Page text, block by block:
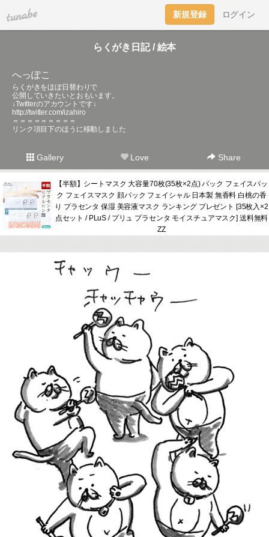
tuna.be 新規登録 ログイン
らくがき日記 / 絵本
へっぽこ
らくがきをほぼ日替わりで
公開していきたいとおもいます。
↓Twitterのアカウントです↓
http://twitter.com/izahiro
＝＝＝＝＝＝＝＝＝
リンク項目下のほうに移動しました
Gallery Love Share
【半額】シートマスク 大容量70枚(35枚×2点) パック フェイスパッ
ク フェイスマスク 顔パック フェイシャル 日本製 無香料 白桃の香
り プラセンタ 保湿 美容液マスク ランキング プレゼント [35枚入×2
点セット / PLuS / プリュ プラセンタ モイスチュアマスク] 送料無料
ZZ